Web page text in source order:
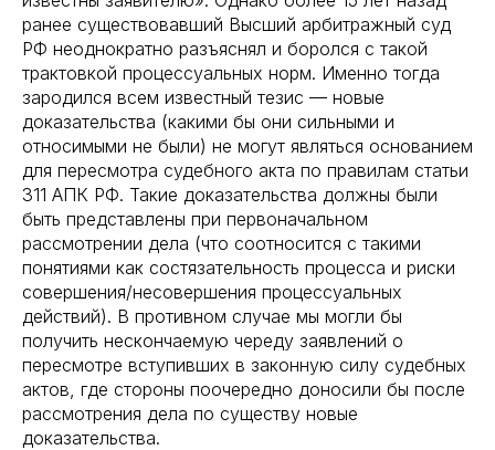
ранее существовавший Высший арбитражный суд
РФ неоднократно разъяснял и боролся с такой
трактовкой процессуальных норм. Именно тогда
зародился всем известный тезис — новые
доказательства (какими бы они сильными и
относимыми не были) не могут являться основанием
для пересмотра судебного акта по правилам статьи
311 АПК РФ. Такие доказательства должны были
быть представлены при первоначальном
рассмотрении дела (что соотносится с такими
понятиями как состязательность процесса и риски
совершения/несовершения процессуальных
действий). В противном случае мы могли бы
получить нескончаемую череду заявлений о
пересмотре вступивших в законную силу судебных
актов, где стороны поочередно доносили бы после
рассмотрения дела по существу новые
доказательства.